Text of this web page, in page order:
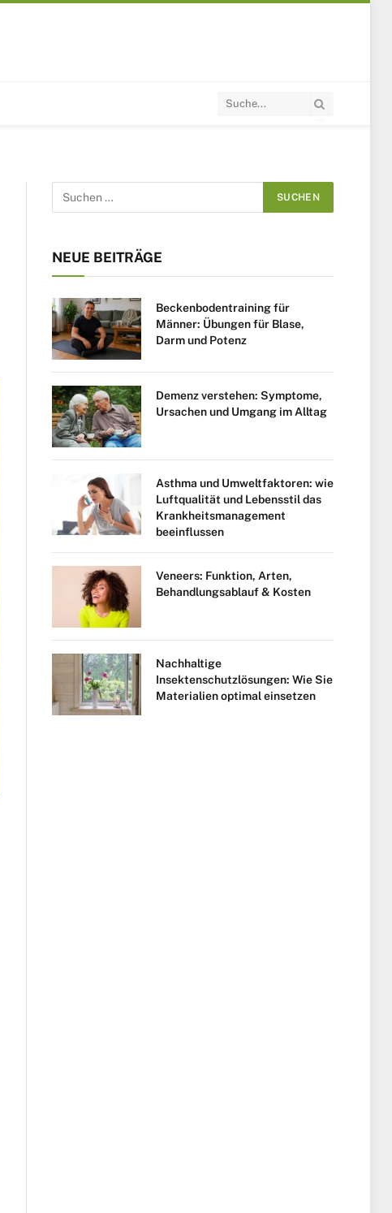
NEUE BEITRÄGE
Beckenbodentraining für
Männer: Übungen für Blase,
Darm und Potenz
Demenz verstehen: Symptome,
Ursachen und Umgang im Alltag
Asthma und Umweltfaktoren: wie
Luftqualität und Lebensstil das
Krankheitsmanagement
beeinflussen
Veneers: Funktion, Arten,
Behandlungsablauf & Kosten
Nachhaltige
Insektenschutzlösungen: Wie Sie
Materialien optimal einsetzen